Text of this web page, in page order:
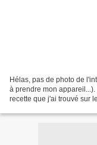
Hélas, pas de photo de
à prendre mon
recette que j'ai trouvé sur